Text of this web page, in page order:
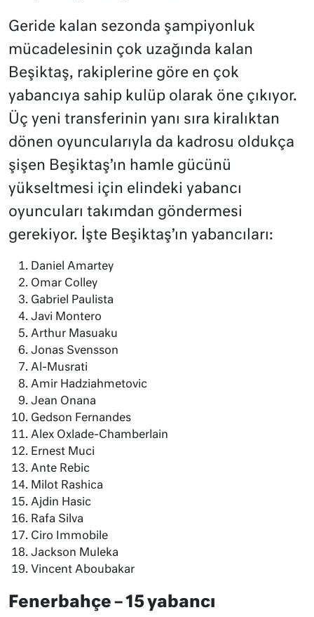
Geride kalan sezonda şampiyonluk
mücadelesinin çok uzağında kalan
Beşiktaş, rakiplerine göre en çok
yabancıya sahip kulüp olarak öne çıkıyor.
Üç yeni transferinin yanı sıra kiralıktan
dönen oyuncularıyla da kadrosu oldukça
şişen Beşiktaş’ın hamle gücünü
yükseltmesi için elindeki yabancı
oyuncuları takımdan göndermesi
gerekiyor. İşte Beşiktaş’ın yabancıları:
Daniel Amartey
Omar Colley
Gabriel Paulista
Javi Montero
Arthur Masuaku
Jonas Svensson
Al-Musrati
Amir Hadziahmetovic
Jean Onana
Gedson Fernandes
Alex Oxlade-Chamberlain
Ernest Muci
Ante Rebic
Milot Rashica
Ajdin Hasic
Rafa Silva
Ciro Immobile
Jackson Muleka
Vincent Aboubakar
Fenerbahçe – 15 yabancı